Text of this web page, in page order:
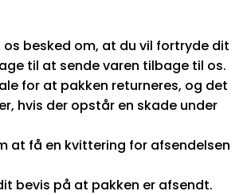
os besked om, at du vil fortryde dit
til at sende varen tilbage til os.
for at pakken returneres, og det
hvis der opstår en skade under
at få en kvittering for afsendelsen
bevis på at pakken er afsendt.